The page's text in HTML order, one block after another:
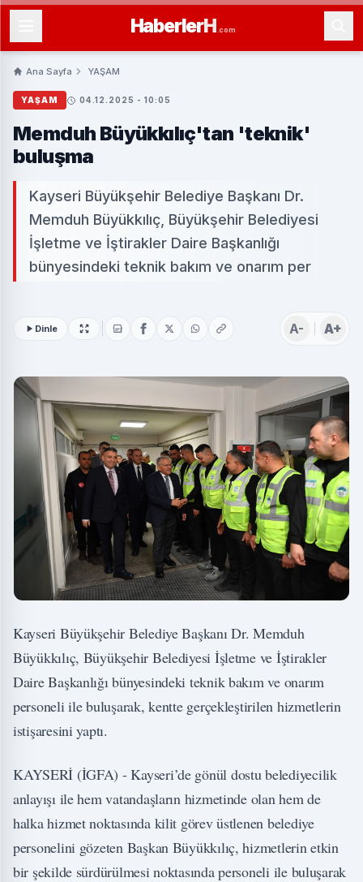
HaberlerH .com
Ana Sayfa YAŞAM
YAŞAM 04.12.2025 - 10:05
Memduh Büyükkılıç'tan 'teknik'
buluşma
Kayseri Büyükşehir Belediye Başkanı Dr.
Memduh Büyükkılıç, Büyükşehir Belediyesi
İşletme ve İştirakler Daire Başkanlığı
bünyesindeki teknik bakım ve onarım per
Dinle A- A+
Kayseri Büyükşehir Belediye Başkanı Dr. Memduh
Büyükkılıç, Büyükşehir Belediyesi İşletme ve İştirakler
Daire Başkanlığı bünyesindeki teknik bakım ve onarım
personeli ile buluşarak, kentte gerçekleştirilen hizmetlerin
istişaresini yaptı.
KAYSERİ (İGFA) - Kayseri’de gönül dostu belediyecilik
anlayışı ile hem vatandaşların hizmetinde olan hem de
halka hizmet noktasında kilit görev üstlenen belediye
personelini gözeten Başkan Büyükkılıç, hizmetlerin etkin
bir şekilde sürdürülmesi noktasında personeli ile buluşarak